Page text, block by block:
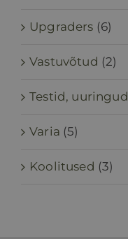
Upgraders (6)
Vastuvõtud (2)
Testid, uuringud
Varia (5)
Koolitused (3)